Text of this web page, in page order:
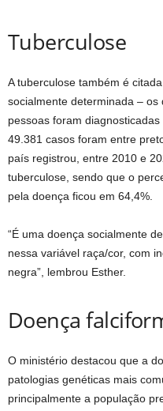
Tuberculose
A tuberculose também é
socialmente determinada –
pessoas foram
49.381 casos foram entre
país registrou, entre 2010 e
tuberculose, sendo que o
pela doença ficou em 64,4%.
“É uma doença socialmente
nessa variável raça/cor, com
negra”, lembrou Esther.
Doença
O ministério destacou que a
patologias genéticas mais
principalmente a população